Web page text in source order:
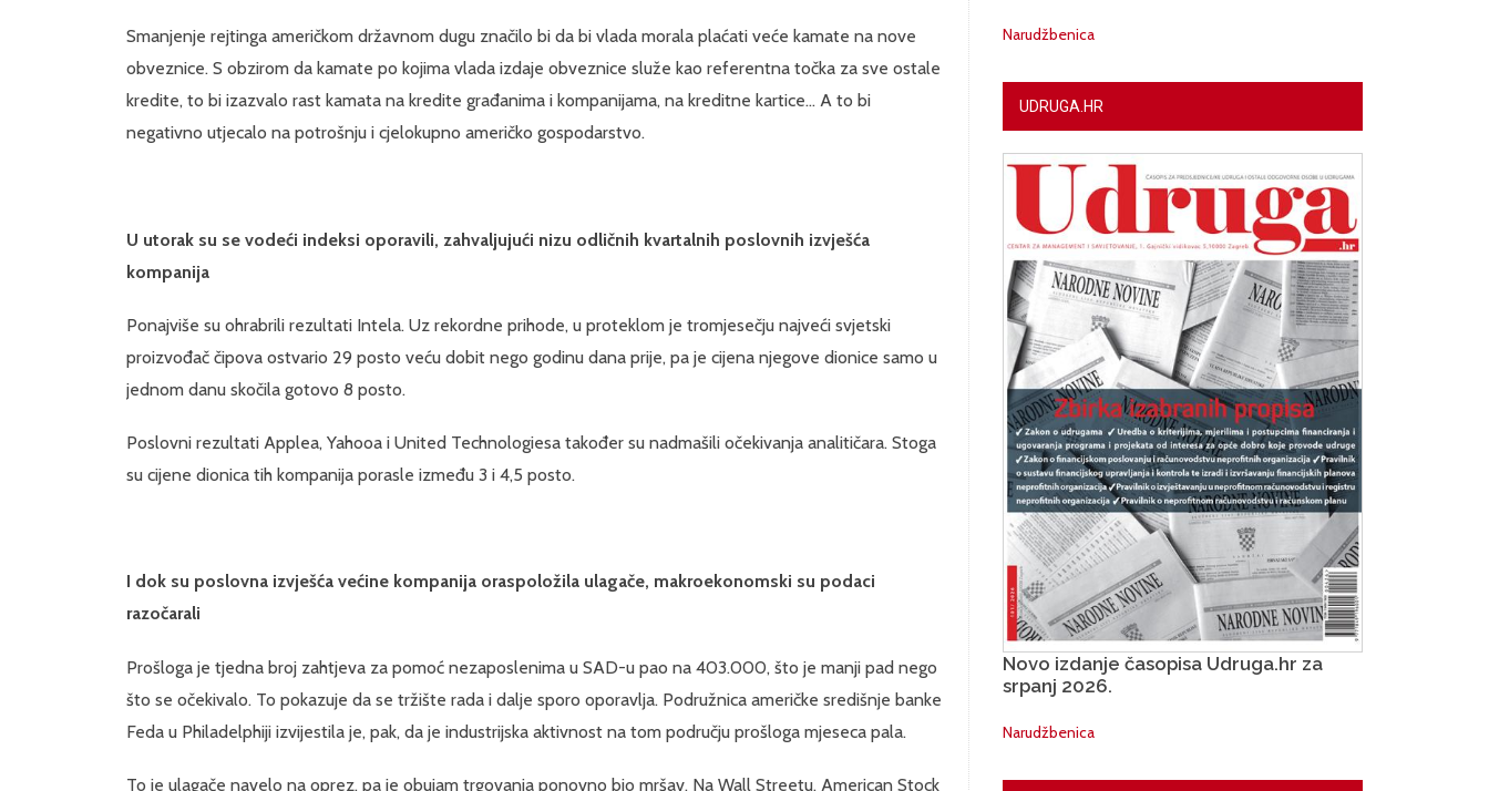
Smanjenje rejtinga američkom državnom dugu značilo bi da bi vlada morala plaćati veće kamate na nove
obveznice. S obzirom da kamate po kojima vlada izdaje obveznice služe kao referentna točka za sve ostale
kredite, to bi izazvalo rast kamata na kredite građanima i kompanijama, na kreditne kartice... A to bi
negativno utjecalo na potrošnju i cjelokupno američko gospodarstvo.
U utorak su se vodeći indeksi oporavili, zahvaljujući nizu odličnih kvartalnih poslovnih izvješća
kompanija
Ponajviše su ohrabrili rezultati Intela. Uz rekordne prihode, u proteklom je tromjesečju najveći svjetski
proizvođač čipova ostvario 29 posto veću dobit nego godinu dana prije, pa je cijena njegove dionice samo u
jednom danu skočila gotovo 8 posto.
Poslovni rezultati Applea, Yahooa i United Technologiesa također su nadmašili očekivanja analitičara. Stoga
su cijene dionica tih kompanija porasle između 3 i 4,5 posto.
I dok su poslovna izvješća većine kompanija oraspoložila ulagače, makroekonomski su podaci
razočarali
Prošloga je tjedna broj zahtjeva za pomoć nezaposlenima u SAD-u pao na 403.000, što je manji pad nego
što se očekivalo. To pokazuje da se tržište rada i dalje sporo oporavlja. Podružnica američke središnje banke
Feda u Philadelphiji izvijestila je, pak, da je industrijska aktivnost na tom području prošloga mjeseca pala.
To je ulagače navelo na oprez, pa je obujam trgovanja ponovno bio mršav. Na Wall Streetu, American Stock
Narudžbenica
UDRUGA.HR
Novo izdanje časopisa Udruga.hr za
srpanj 2026.
Narudžbenica